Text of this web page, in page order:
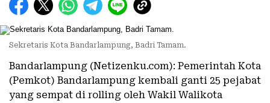
Sekretaris Kota Bandarlampung, Badri Tamam.
Bandarlampung (Netizenku.com): Pemerintah Kota
(Pemkot) Bandarlampung kembali ganti 25 pejabat
yang sempat di rolling oleh Wakil Walikota